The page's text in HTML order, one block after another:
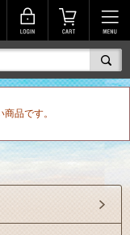
品です。